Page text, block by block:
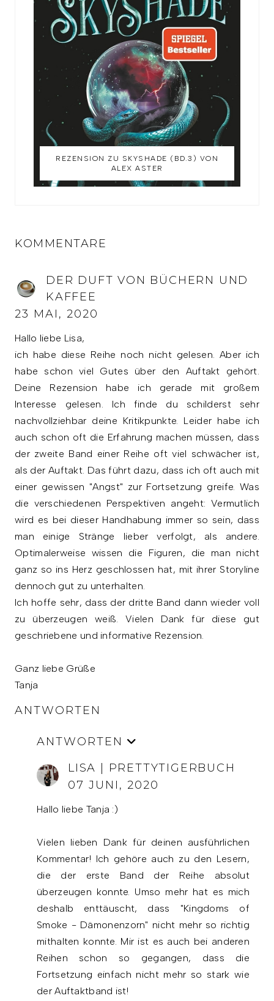
REZENSION ZU SKYSHADE (BD.3) VON
ALEX ASTER
KOMMENTARE
DER DUFT VON BÜCHERN UND
KAFFEE
23 MAI, 2020
Hallo liebe Lisa,
ich habe diese Reihe noch nicht gelesen. Aber ich
habe schon viel Gutes über den Auftakt gehört.
Deine Rezension habe ich gerade mit großem
Interesse gelesen. Ich finde du schilderst sehr
nachvollziehbar deine Kritikpunkte. Leider habe ich
auch schon oft die Erfahrung machen müssen, dass
der zweite Band einer Reihe oft viel schwächer ist,
als der Auftakt. Das führt dazu, dass ich oft auch mit
einer gewissen "Angst" zur Fortsetzung greife. Was
die verschiedenen Perspektiven angeht: Vermutlich
wird es bei dieser Handhabung immer so sein, dass
man einige Stränge lieber verfolgt, als andere.
Optimalerweise wissen die Figuren, die man nicht
ganz so ins Herz geschlossen hat, mit ihrer Storyline
dennoch gut zu unterhalten.
Ich hoffe sehr, dass der dritte Band dann wieder voll
zu überzeugen weiß. Vielen Dank für diese gut
geschriebene und informative Rezension.
Ganz liebe Grüße
Tanja
ANTWORTEN
ANTWORTEN
LISA | PRETTYTIGERBUCH
07 JUNI, 2020
Hallo liebe Tanja :)
Vielen lieben Dank für deinen ausführlichen
Kommentar! Ich gehöre auch zu den Lesern,
die der erste Band der Reihe absolut
überzeugen konnte. Umso mehr hat es mich
deshalb enttäuscht, dass "Kingdoms of
Smoke - Dämonenzorn" nicht mehr so richtig
mithalten konnte. Mir ist es auch bei anderen
Reihen schon so gegangen, dass die
Fortsetzung einfach nicht mehr so stark wie
der Auftaktband ist!